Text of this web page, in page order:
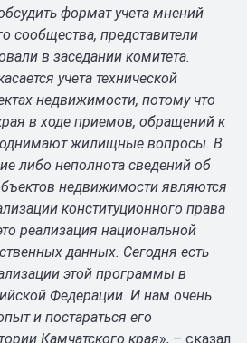
формат учета мнений
сообщества, представители
в заседании комитета.
учета технической
недвижимости, потому что
в ходе приемов, обращений к
жилищные вопросы. В
либо неполнота сведений об
недвижимости являются
конституционного права
реализация национальной
данных. Сегодня есть
этой программы в
Федерации. И нам очень
и постараться его
Камчатского края», – сказал